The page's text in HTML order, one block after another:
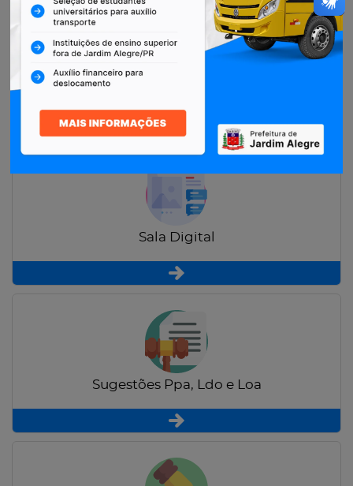
Restituição de Contribuintes
Sala Digital
Sugestões Ppa, Ldo e Loa